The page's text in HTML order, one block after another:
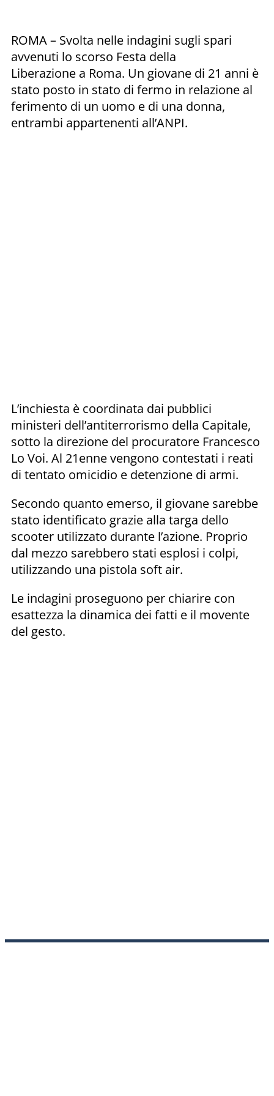
ROMA – Svolta nelle indagini sugli spari
avvenuti lo scorso Festa della
Liberazione a Roma. Un giovane di 21 anni è
stato posto in stato di fermo in relazione al
ferimento di un uomo e di una donna,
entrambi appartenenti all’ANPI.
L’inchiesta è coordinata dai pubblici
ministeri dell’antiterrorismo della Capitale,
sotto la direzione del procuratore Francesco
Lo Voi. Al 21enne vengono contestati i reati
di tentato omicidio e detenzione di armi.
Secondo quanto emerso, il giovane sarebbe
stato identificato grazie alla targa dello
scooter utilizzato durante l’azione. Proprio
dal mezzo sarebbero stati esplosi i colpi,
utilizzando una pistola soft air.
Le indagini proseguono per chiarire con
esattezza la dinamica dei fatti e il movente
del gesto.